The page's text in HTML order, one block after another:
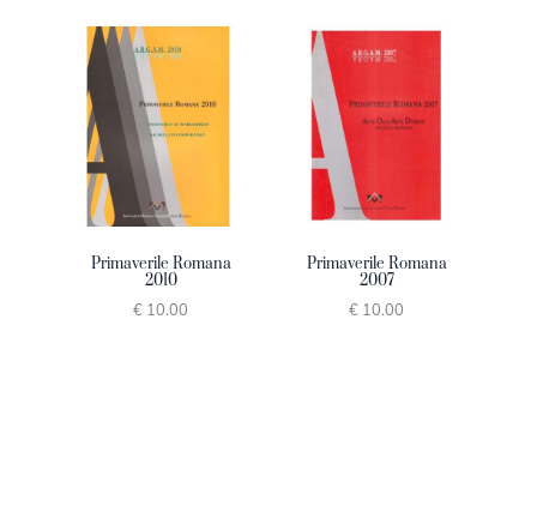
Primaverile Romana
2010
€ 10.00
Primaverile Romana
2007
€ 10.00